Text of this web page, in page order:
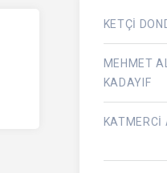
KETÇİ
MEHMET
KADAYIF
KATMERCİ